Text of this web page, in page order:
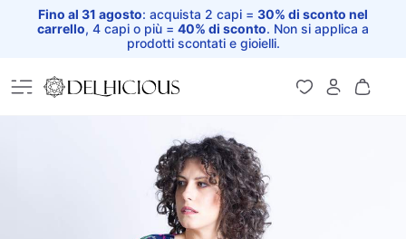
Fino al 31 agosto: acquista 2 capi = 30% di sconto nel
carrello, 4 capi o più = 40% di sconto. Non si applica a
prodotti scontati e gioielli.
Home